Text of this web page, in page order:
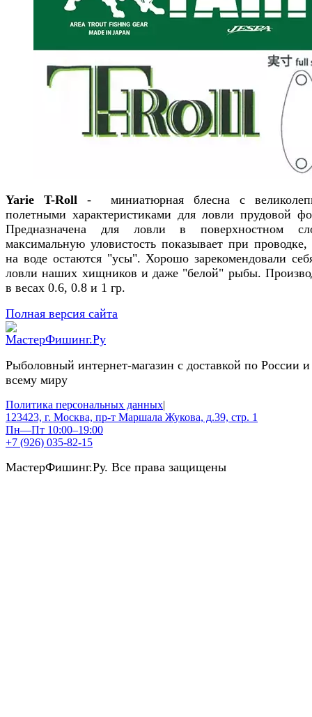
Yarie T-Roll - миниатюрная блесна с
полетными характеристиками для ловли прудовой
Предназначена для ловли в поверхностном
максимальную уловистость показывает при проводке,
на воде остаются "усы". Хорошо зарекомендовали
ловли наших хищников и даже "белой" рыбы.
в весах 0.6, 0.8 и 1 гр.
Полная версия сайта
Рыболовный интернет-магазин с доставкой по России и
всему миру
Политика персональных данных|
123423, г. Москва, пр-т Маршала Жукова, д.39, стр. 1
Пн—Пт 10:00–19:00
+7 (926) 035-82-15
МастерФишинг.Ру. Все права защищены